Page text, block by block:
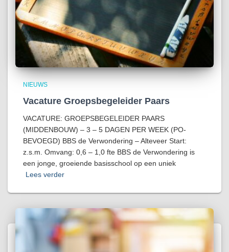
NIEUWS
Vacature Groepsbegeleider Paars
VACATURE: GROEPSBEGELEIDER PAARS
(MIDDENBOUW) – 3 – 5 DAGEN PER WEEK (PO-
BEVOEGD) BBS de Verwondering – Alteveer Start:
z.s.m. Omvang: 0,6 – 1,0 fte BBS de Verwondering is
een jonge, groeiende basisschool op een uniek
Lees verder